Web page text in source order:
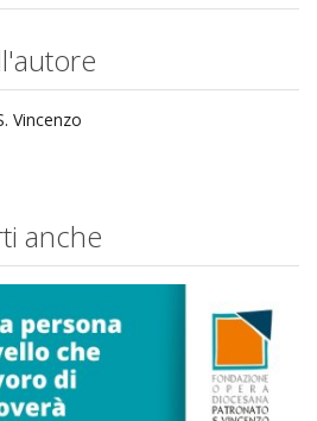
Vincenzo
anche